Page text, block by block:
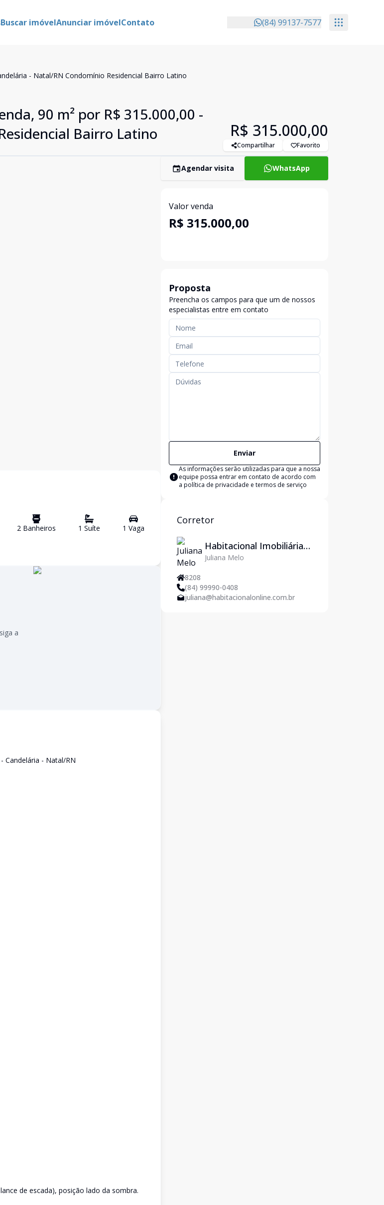
Buscar imóvelAnunciar imóvelContato (84) 99137-7577
- Natal/RN Condomínio Residencial Bairro Latino
90 m² por R$ 315.000,00 -
Bairro Latino
R$ 315.000,00
Compartilhar Favorito
2 Banheiros 1 Suíte 1 Vaga
a
Candelária - Natal/RN
de escada), posição lado da sombra.
Agendar visita WhatsApp
Valor venda
R$ 315.000,00
Proposta
Preencha os campos para que um de nossos
especialistas entre em contato
Enviar
As informações serão utilizadas para que a nossa
equipe possa entrar em contato de acordo com
a política de privacidade e termos de serviço
Corretor
Habitacional Imobiliária
em Natal/RN - Imoveis
Juliana Melo
8208
(84) 99990-0408
juliana@habitacionalonline.com.br